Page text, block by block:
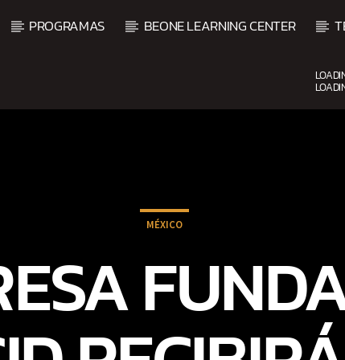
PROGRAMAS BEONE LEARNING CENTER
MÉXICO